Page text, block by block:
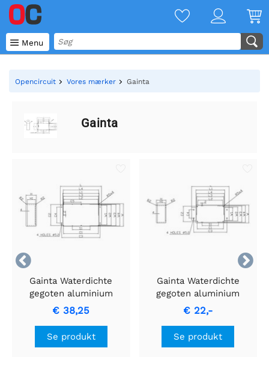
 Menu
Opencircuit Vores mærker Gainta
Gainta


Gainta Waterdichte
gegoten aluminium
behuizing met flens
€ 38,25
Se produkt
Gainta Waterdichte
gegoten aluminium
behuizing met flens
€ 22,-
Se produkt